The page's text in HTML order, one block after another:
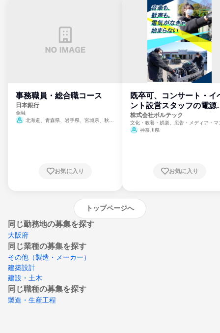
事務職員・総合職コース
日本銀行
金融
北海道、青森県、岩手県、宮城県、秋田
崎県、熊本県、大分県、宮崎県、鹿児島県、
お気に入り
既卒可、コンサート・イ
ント設営スタッフの電源
門
株式会社ボルテック
文化・教養・娯楽、広告・メディア・マ
ミ、電力・ガス・水道・エネルギー
神奈川県
お気に入り
トップページへ
同じ勤務地の募集を探す
大阪府
同じ業種の募集を探す
その他（製造・メーカー）
建築設計
建設・土木
同じ職種の募集を探す
製造・生産工程